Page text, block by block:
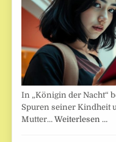
In „Königin der Nacht“
Spuren seiner Kindheit
Mutter…Weiterlesen …